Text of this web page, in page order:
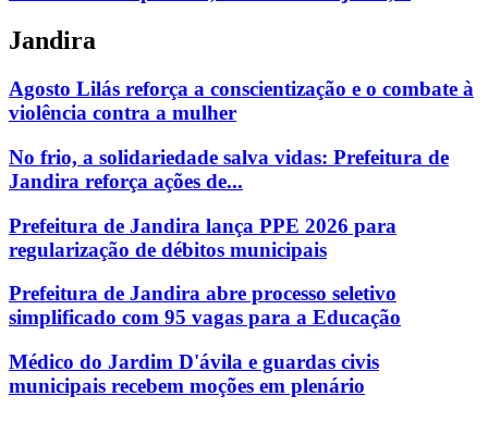
Jandira
Agosto Lilás reforça a conscientização e o combate à
violência contra a mulher
No frio, a solidariedade salva vidas: Prefeitura de
Jandira reforça ações de...
Prefeitura de Jandira lança PPE 2026 para
regularização de débitos municipais
Prefeitura de Jandira abre processo seletivo
simplificado com 95 vagas para a Educação
Médico do Jardim D'ávila e guardas civis
municipais recebem moções em plenário